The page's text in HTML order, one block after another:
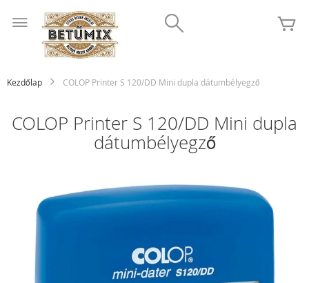
tartalomhoz
Kezdőlap COLOP Printer S 120/DD Mini dupla dátumbélyegző
COLOP Printer S 120/DD Mini dupla
dátumbélyegző